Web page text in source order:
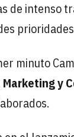
de intenso
minuto
y